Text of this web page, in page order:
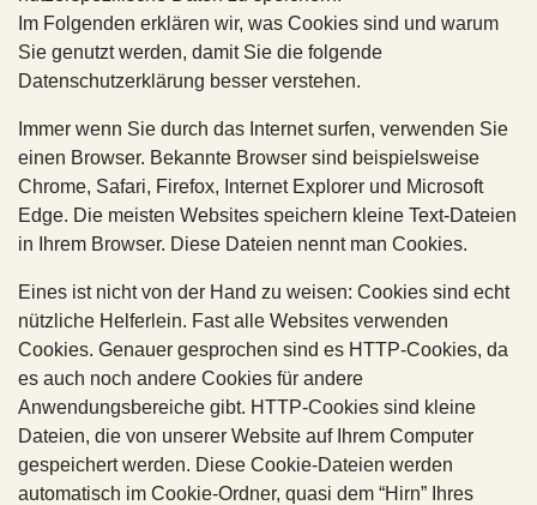
Im Folgenden erklären wir, was Cookies sind und warum
Sie genutzt werden, damit Sie die folgende
Datenschutzerklärung besser verstehen.
Immer wenn Sie durch das Internet surfen, verwenden Sie
einen Browser. Bekannte Browser sind beispielsweise
Chrome, Safari, Firefox, Internet Explorer und Microsoft
Edge. Die meisten Websites speichern kleine Text-Dateien
in Ihrem Browser. Diese Dateien nennt man Cookies.
Eines ist nicht von der Hand zu weisen: Cookies sind echt
nützliche Helferlein. Fast alle Websites verwenden
Cookies. Genauer gesprochen sind es HTTP-Cookies, da
es auch noch andere Cookies für andere
Anwendungsbereiche gibt. HTTP-Cookies sind kleine
Dateien, die von unserer Website auf Ihrem Computer
gespeichert werden. Diese Cookie-Dateien werden
automatisch im Cookie-Ordner, quasi dem “Hirn” Ihres